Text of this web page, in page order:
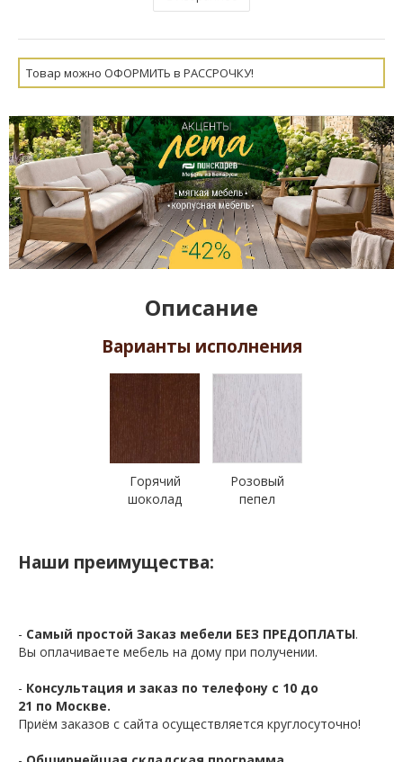
Товар можно ОФОРМИТЬ в РАССРОЧКУ!
Описание
Варианты исполнения
Горячий
шоколад
Розовый
пепел
Наши преимущества:
- Самый простой Заказ мебели БЕЗ ПРЕДОПЛАТЫ.
Вы оплачиваете мебель на дому при получении.
- Консультация и заказ по телефону с 10 до
21 по Москве.
Приём заказов с сайта осуществляется круглосуточно!